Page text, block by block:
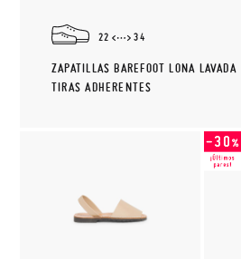
22 34
ZAPATILLAS BAREFOOT LONA LAVADA
TIRAS ADHERENTES